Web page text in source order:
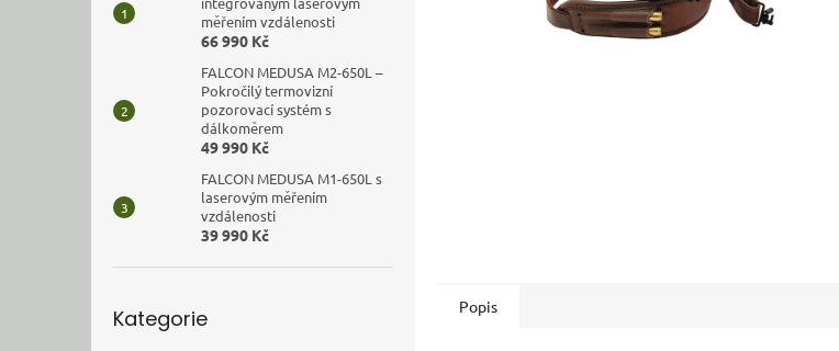
měřením vzdálenosti
66 990 Kč
FALCON MEDUSA M2-650L –
Pokročilý termovizní
pozorovací systém s
dálkoměrem
49 990 Kč
FALCON MEDUSA M1-650L s
laserovým měřením
vzdálenosti
39 990 Kč
kategorie
Kategorie Popis